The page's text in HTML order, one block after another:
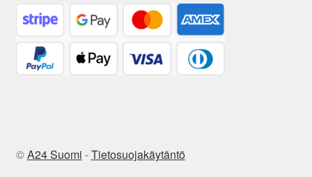
©A24 Suomi -Tietosuojakäytäntö